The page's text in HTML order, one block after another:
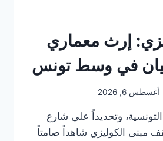
إرث معماري
في وسط تونس
أغسطس 6, 2026
وتحديداً على شارع
مبنى الكوليزي شاهداً صامتاً